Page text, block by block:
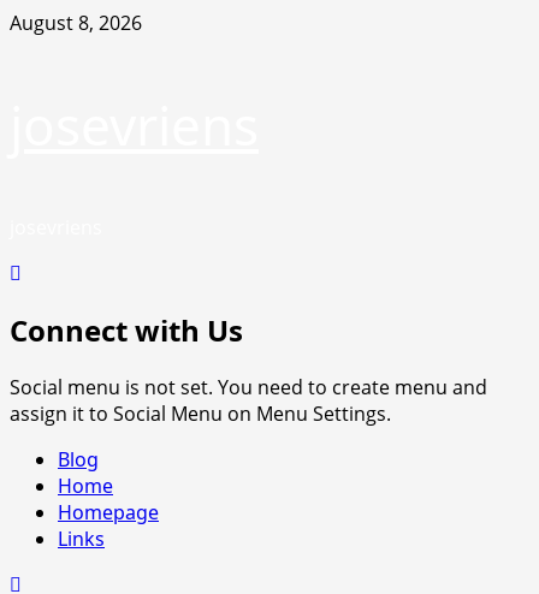
Skip
August 8, 2026
Connect with Us
Social menu is not set. You need to create menu and
assign it to Social Menu on Menu Settings.
Primary
Menu
Blog
Home
Homepage
Links